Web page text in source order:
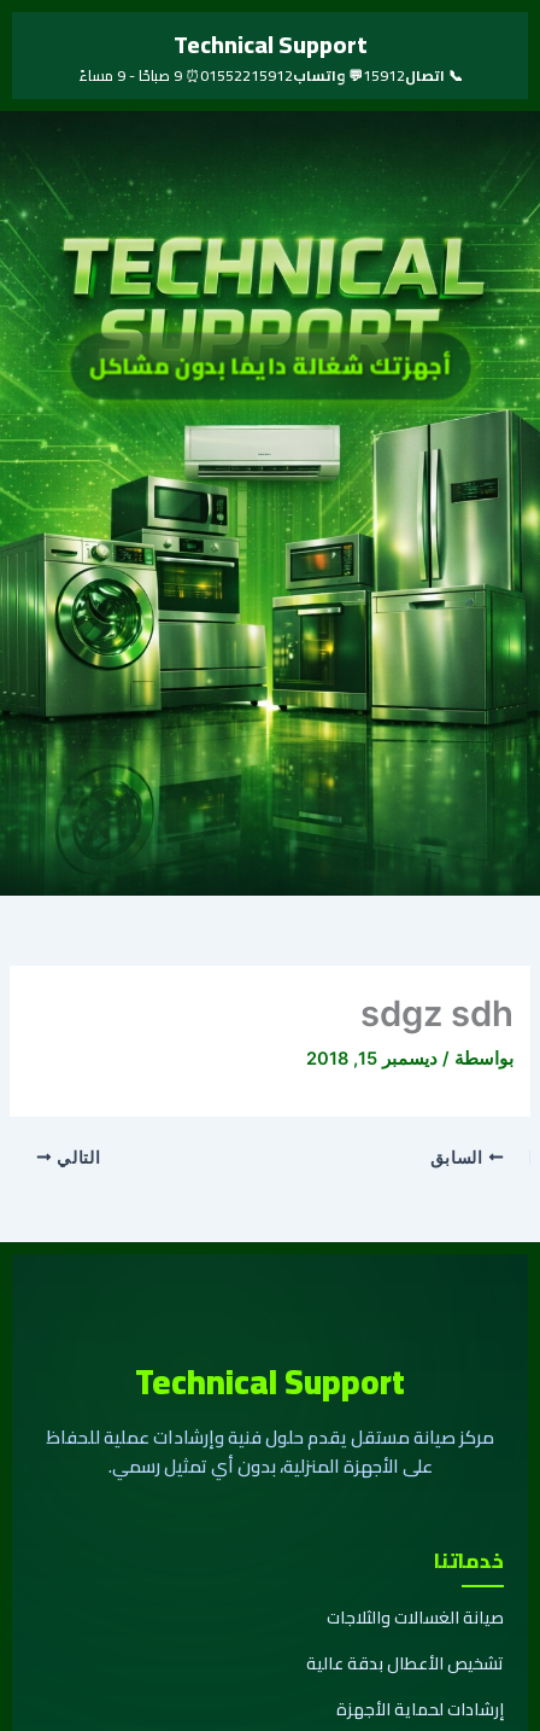
تخطي
Technical Support
📞 اتصال15912💬 واتساب01552215912⏰ 9 صباحًا - 9 مساءً
أجهزتك شغالة دايمًا بدون مشاكل
sdgz sdh
بواسطة /ديسمبر 15, 2018
السابق التالي
Technical Support
مركز صيانة مستقل يقدم حلول فنية وإرشادات عملية للحفاظ
على الأجهزة المنزلية، بدون أي تمثيل رسمي.
خدماتنا
صيانة الغسالات والثلاجات
تشخيص الأعطال بدقة عالية
إرشادات لحماية الأجهزة